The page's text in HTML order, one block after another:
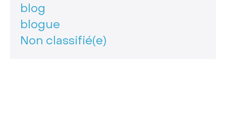
blog
blogue
Non classifié(e)